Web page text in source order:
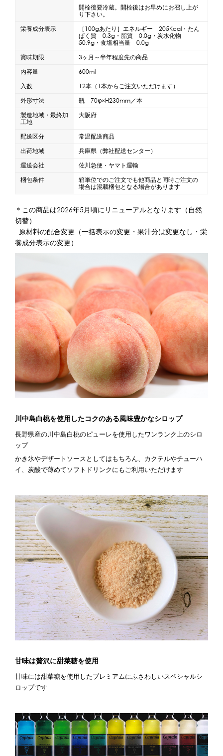
かき氷コレクション
開栓後要冷蔵。開栓後はお早めにお召し上が
り下さい。
栄養成分表示
［100gあたり］エネルギー 205Kcal・たん
ぱく質 0.3g・脂質 0.0g・炭水化物
50.9g・食塩相当量 0.0g
賞味期限
3ヶ月～半年程度先の商品
内容量
600ml
入数
12本（1本からご注文いただけます）
外形寸法
瓶 70φ×H230mm／本
製造地域・最終加
工地
大阪府
配送区分
常温配送商品
出荷地域
兵庫県（弊社配送センター）
運送会社
佐川急便・ヤマト運輸
梱包条件
箱単位でのご注文でも他商品と同時ご注文の
場合は混載梱包となる場合があります
＊この商品は2026年5月頃にリニューアルとなります（自然
切替）
原材料の配合変更（一括表示の変更・果汁分は変更なし・栄
養成分表示の変更）
川中島白桃を使用したコクのある風味豊かなシロップ
長野県産の川中島白桃のピューレを使用したワンランク上のシロ
ップ
かき氷やデザートソースとしてはもちろん、カクテルやチューハ
イ、炭酸で薄めてソフトドリンクにもご利用いただけます
甘味は贅沢に甜菜糖を使用
甘味には甜菜糖を使用したプレミアムにふさわしいスペシャルシ
ロップです